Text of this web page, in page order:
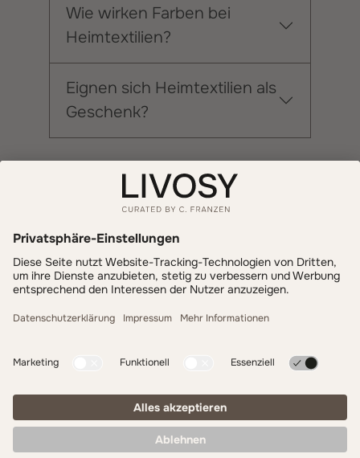
Wie wirken Farben bei
Heimtextilien?
Eignen sich Heimtextilien als
Geschenk?
Zahlung & Versand
LIVOSY
Get inspired - follow us!